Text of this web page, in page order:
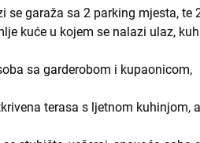
se garaža sa 2 parking mjesta, te
kuće u kojem se nalazi ulaz,
sa garderobom i kupaonicom,
terasa s ljetnom kuhinjom,